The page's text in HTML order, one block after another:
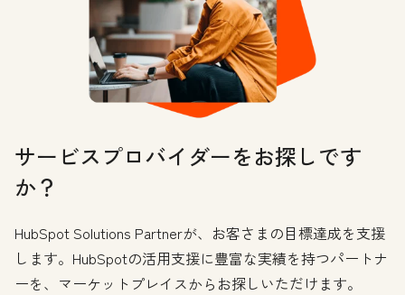
サービスプロバイダーをお探しです
か？
HubSpot Solutions Partnerが、お客さまの目標達成を支援
します。HubSpotの活用支援に豊富な実績を持つパートナ
ーを、マーケットプレイスからお探しいただけます。